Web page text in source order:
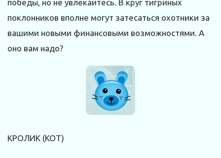
победы, но не увлекайтесь. В круг тигриных
поклонников вполне могут затесаться охотники за
вашими новыми финансовыми возможностями. А
оно вам надо?
КРОЛИК (КОТ)